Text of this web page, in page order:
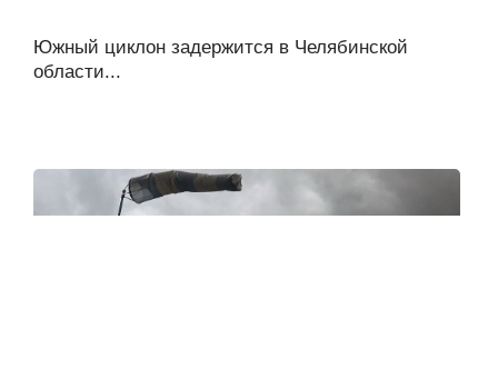
Южный циклон задержится в Челябинской
области...